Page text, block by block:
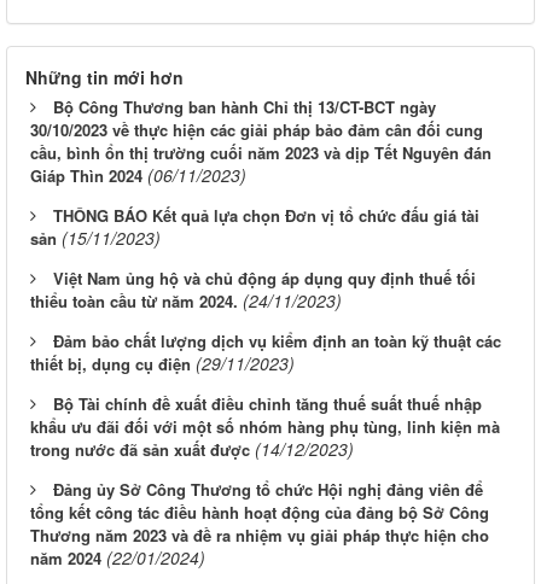
Những tin mới hơn
Bộ Công Thương ban hành Chỉ thị 13/CT-BCT ngày
30/10/2023 về thực hiện các giải pháp bảo đảm cân đối cung
cầu, bình ổn thị trường cuối năm 2023 và dịp Tết Nguyên đán
Giáp Thìn 2024 (06/11/2023)
THÔNG BÁO Kết quả lựa chọn Đơn vị tổ chức đấu giá tài
sản (15/11/2023)
Việt Nam ủng hộ và chủ động áp dụng quy định thuế tối
thiểu toàn cầu từ năm 2024. (24/11/2023)
Đảm bảo chất lượng dịch vụ kiểm định an toàn kỹ thuật các
thiết bị, dụng cụ điện (29/11/2023)
Bộ Tài chính đề xuất điều chỉnh tăng thuế suất thuế nhập
khẩu ưu đãi đối với một số nhóm hàng phụ tùng, linh kiện mà
trong nước đã sản xuất được (14/12/2023)
Đảng ủy Sở Công Thương tổ chức Hội nghị đảng viên để
tổng kết công tác điều hành hoạt động của đảng bộ Sở Công
Thương năm 2023 và đề ra nhiệm vụ giải pháp thực hiện cho
năm 2024 (22/01/2024)